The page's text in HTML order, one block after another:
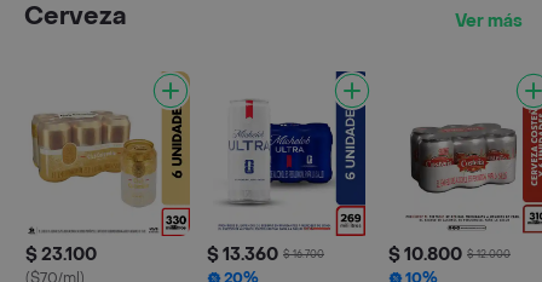
Cerveza Ver más
$ 23.100 $ 13.360 $ 16.700 $ 10.800 $ 12.000